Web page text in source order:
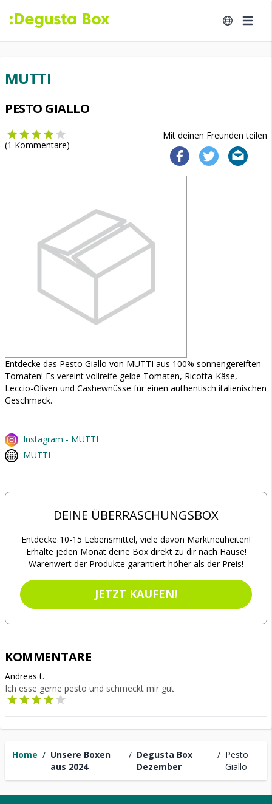
Home / Unsere Boxen
aus 2024
/ Degusta Box
Dezember
/ Pesto
Giallo
MUTTI
PESTO GIALLO
Mit deinen Freunden teilen
(1 Kommentare)
Entdecke das Pesto Giallo von MUTTI aus 100% sonnengereiften
Tomaten! Es vereint vollreife gelbe Tomaten, Ricotta-Käse,
Leccio-Oliven und Cashewnüsse für einen authentisch italienischen
Geschmack.
Instagram - MUTTI
MUTTI
DEINE ÜBERRASCHUNGSBOX
Entdecke 10-15 Lebensmittel, viele davon Marktneuheiten!
Erhalte jeden Monat deine Box direkt zu dir nach Hause!
Warenwert der Produkte garantiert höher als der Preis!
JETZT KAUFEN!
KOMMENTARE
Andreas t.
Ich esse gerne pesto und schmeckt mir gut